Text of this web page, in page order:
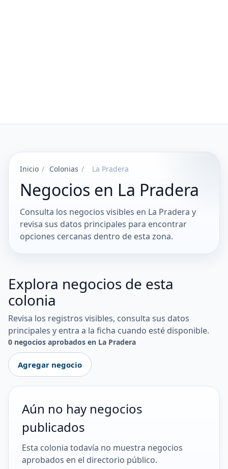
Inicio / Colonias / La Pradera
Negocios en La Pradera
Consulta los negocios visibles en La Pradera y
revisa sus datos principales para encontrar
opciones cercanas dentro de esta zona.
Explora negocios de esta
colonia
Revisa los registros visibles, consulta sus datos
principales y entra a la ficha cuando esté disponible.
0 negocios aprobados en La Pradera
Agregar negocio
Aún no hay negocios
publicados
Esta colonia todavía no muestra negocios
aprobados en el directorio público.